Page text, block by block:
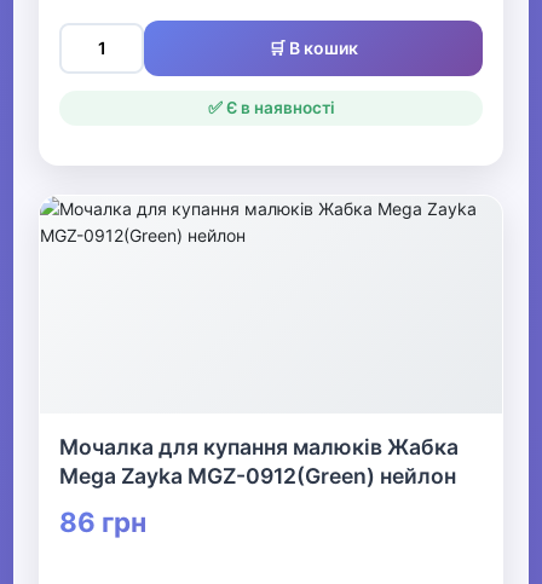
🛒 В кошик
✅ Є в наявності
Мочалка для купання малюків Жабка
Mega Zayka MGZ-0912(Green) нейлон
86 грн